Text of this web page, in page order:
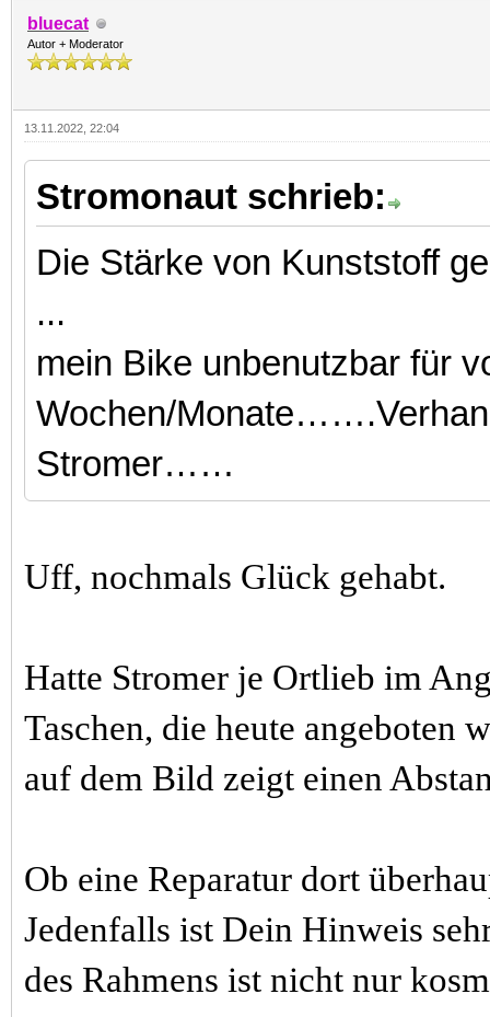
bluecat
Autor + Moderator
13.11.2022, 22:04
Stromonaut schrieb:
Die Stärke von Kunststoff
...
mein Bike unbenutzbar für
Wochen/
Stromer……
Uff, nochmals Glück gehabt.
Hatte Stromer je Ortlieb im
Taschen, die heute angeboten
auf dem Bild zeigt einen
Ob eine Reparatur dort
Jedenfalls ist Dein Hinweis
des Rahmens ist nicht nur